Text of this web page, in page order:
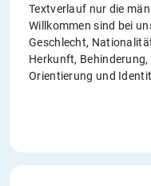
Textverlauf nur die
Willkommen sind bei
Geschlecht,
Herkunft,
Orientierung und